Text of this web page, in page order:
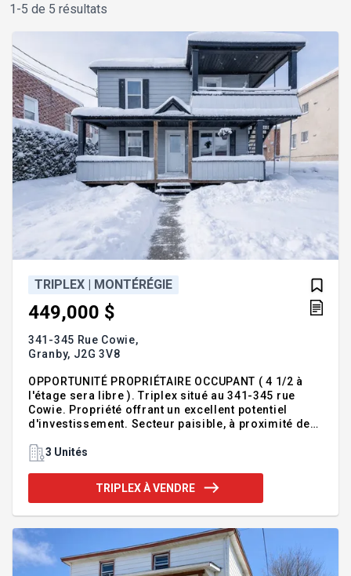
1-5 de 5 résultats
TRIPLEX | MONTÉRÉGIE
449,000 $
341-345 Rue Cowie,
Granby, J2G 3V8
OPPORTUNITÉ PROPRIÉTAIRE OCCUPANT ( 4 1/2 à
l'étage sera libre ). Triplex situé au 341-345 rue
Cowie. Propriété offrant un excellent potentiel
d'investissement. Secteur paisible, à proximité des
bons locataires. Opportunité rare à ne pas manquer
pour investisseurs ou futurs propriétaires
souhaitant optimiser leur budget. Excellent
potentiel d'optimisation. Contactez Vincent
compter du 1er juillet 2026. LOGEMENT 345 : 5 1/2
1500$ à compter du 1er
3 Unités
TRIPLEX À VENDRE